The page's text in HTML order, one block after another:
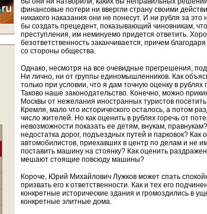
финансовые потери ни ввергли страну своими
никакого наказания они не понесут. И ни рубля за
бы создать прецедент, показывающий чиновникам,
преступления, им неминуемо придется ответить.
безответственность заканчивается, причем
со стороны общества.
Однако, несмотря на все очевидные прегрешения,
Ни лично, ни от группы единомышленников. Как
только при условии, что я дам точную оценку в
Таково наше законодательство. Конечно, можно
Москвы от нежелания иностранных туристов
Кремля, мало что исторического осталось, а потом
число жителей. Но как оценить в рублях горечь от
невозможности показать ее детям, внукам,
недостатка дорог, подъездных путей и парковок? Как
автомобилистов, приехавших в центр по делам и не
поставить машину на стоянку? Как оценить
мешают стоящие повсюду машины?
Короче, Юрий Михайлович Лужков может спать
призвать его к ответственности. Как и тех его
конкретные исторические здания и громоздились в
конкретные элитные дома.